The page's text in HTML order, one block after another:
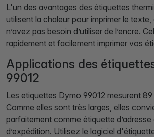
L'un des avantages des étiquettes
utilisent la chaleur pour imprimer le
n’avez pas besoin d’utiliser de l’encre.
rapidement et facilement imprimer vos
Applications des
99012
Les etiquettes Dymo 99012 mesurent
Comme elles sont très larges, elles
parfaitement comme étiquette
d’expédition. Utilisez le logiciel